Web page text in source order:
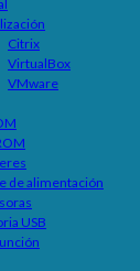
Citrix
VirtualBox
VMware
de alimentación
USB